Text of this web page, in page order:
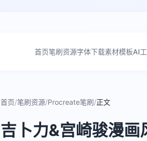
首页笔刷资源字体下载素材模板AI
首页/笔刷资源/Procreate笔刷/正文
吉卜力&宫崎骏漫